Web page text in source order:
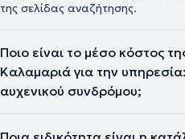
της σελίδας αναζήτησης.
Ποιο είναι το μέσο κόστος
Καλαμαριά για την
αυχενικού συνδρόμου;